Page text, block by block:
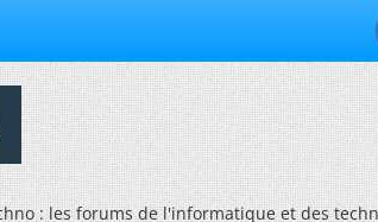
: les forums de l'informatique et des